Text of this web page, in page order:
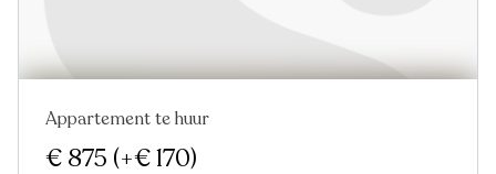
Nieuw
Appartement te huur
€ 875 (+€ 170)